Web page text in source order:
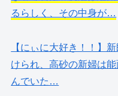
るらしく、その中身が…
【にぃに大好き！！】
けられ、高砂の新婦は
んでいた…